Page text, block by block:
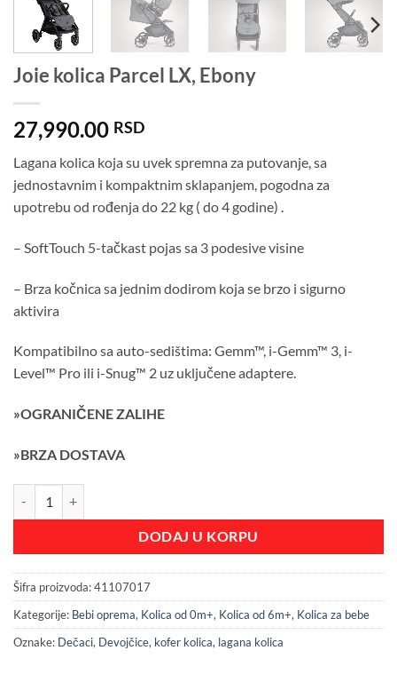
Joie kolica Parcel LX, Ebony
27,990.00 RSD
Lagana kolica koja su uvek spremna za putovanje, sa
jednostavnim i kompaktnim sklapanjem, pogodna za
upotrebu od rođenja do 22 kg ( do 4 godine) .
– SoftTouch 5-tačkast pojas sa 3 podesive visine
– Brza kočnica sa jednim dodirom koja se brzo i sigurno
aktivira
Kompatibilno sa auto-sedištima: Gemm™, i-Gemm™ 3, i-
Level™ Pro ili i-Snug™ 2 uz uključene adaptere.
»OGRANIČENE ZALIHE
»BRZA DOSTAVA
DODAJ U KORPU
Šifra proizvoda:41107017
Kategorije: Bebi oprema, Kolica od 0m+, Kolica od 6m+, Kolica za bebe
Oznake: Dečaci, Devojčice, kofer kolica, lagana kolica